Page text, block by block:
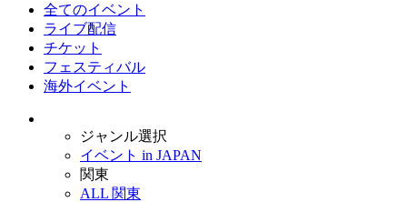
全てのイベント
ライブ配信
チケット
フェスティバル
海外イベント
ジャンル選択
イベント in JAPAN
関東
ALL 関東